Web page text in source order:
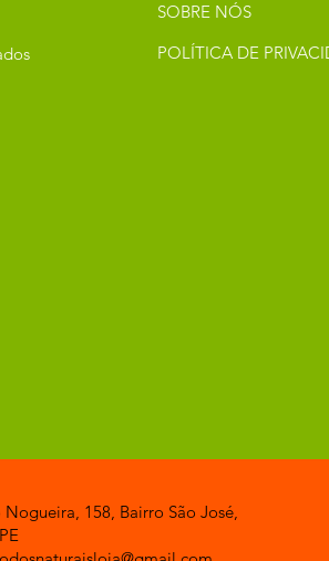
SOBRE NÓS
POLÍTICA DE
Nogueira, 158, Bairro São José,